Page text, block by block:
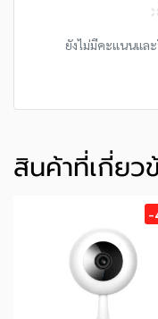
ยังไม่มีคะแนนแล
สินค้าที่เกี่ยว
-